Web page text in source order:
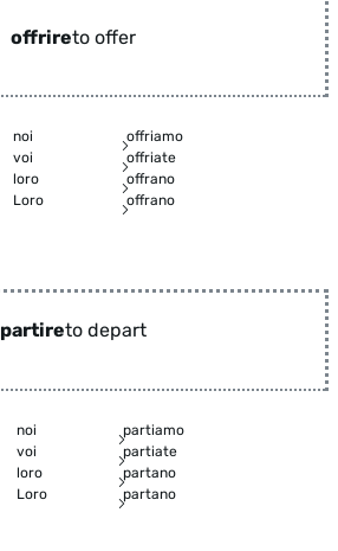
offrireto offer
noi
offriamo
voi
offriate
loro
offrano
Loro
offrano
partireto depart
noi
partiamo
voi
partiate
loro
partano
Loro
partano